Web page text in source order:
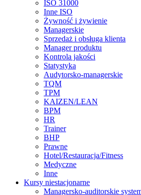
ISO 31000
Inne ISO
Żywność i żywienie
Managerskie
Sprzedaż i obsługa klienta
Manager produktu
Kontrola jakości
Statystyka
Audytorsko-managerskie
TQM
TPM
KAIZEN/LEAN
BPM
HR
Trainer
BHP
Prawne
Hotel/Restauracja/Fitness
Medyczne
Inne
Kursy niestacjonarne
Managersko-auditorskie